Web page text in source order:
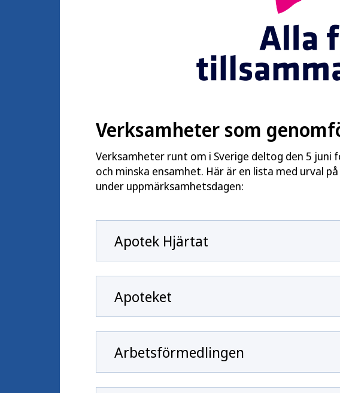
Verksamheter som
Verksamheter runt om i Sverige deltog den 5
och minska ensamhet. Här är en lista med urval
under uppmärksamhetsdagen:
Apotek Hjärtat
Apoteket
Arbetsförmedlingen